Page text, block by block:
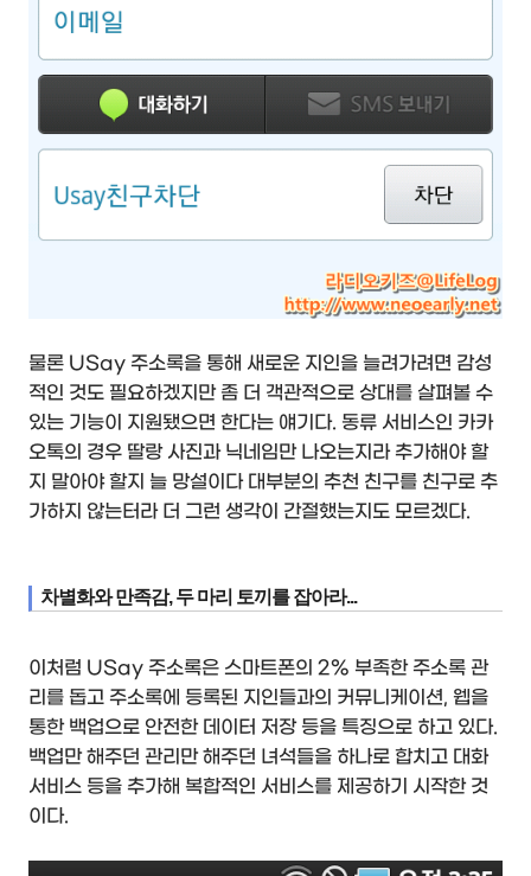
물론 USay 주소록을 통해 새로운 지인을 늘려가려면 감성
적인 것도 필요하겠지만 좀 더 객관적으로 상대를 살펴볼 수
있는 기능이 지원됐으면 한다는 얘기다. 동류 서비스인 카카
오톡의 경우 딸랑 사진과 닉네임만 나오는지라 추가해야 할
지 말아야 할지 늘 망설이다 대부분의 추천 친구를 친구로 추
가하지 않는터라 더 그런 생각이 간절했는지도 모르겠다.
차별화와 만족감, 두 마리 토끼를 잡아라...
이처럼 USay 주소록은 스마트폰의 2% 부족한 주소록 관
리를 돕고 주소록에 등록된 지인들과의 커뮤니케이션, 웹을
통한 백업으로 안전한 데이터 저장 등을 특징으로 하고 있다.
백업만 해주던 관리만 해주던 녀석들을 하나로 합치고 대화
서비스 등을 추가해 복합적인 서비스를 제공하기 시작한 것
이다.